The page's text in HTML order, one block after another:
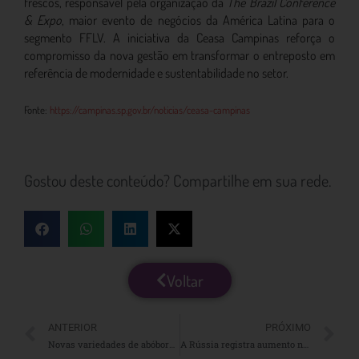
& Expo, maior evento de negócios da América Latina para o
segmento FFLV. A iniciativa da Ceasa Campinas reforça o
compromisso da nova gestão em transformar o entreposto em
referência de modernidade e sustentabilidade no setor.
Fonte: https://campinas.sp.gov.br/noticias/ceasa-campinas
Gostou deste conteúdo? Compartilhe em sua rede.
Voltar
ANTERIOR
PRÓXIMO